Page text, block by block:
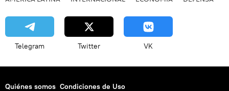
Telegram Twitter VK
Quiénes somos Condiciones de Uso